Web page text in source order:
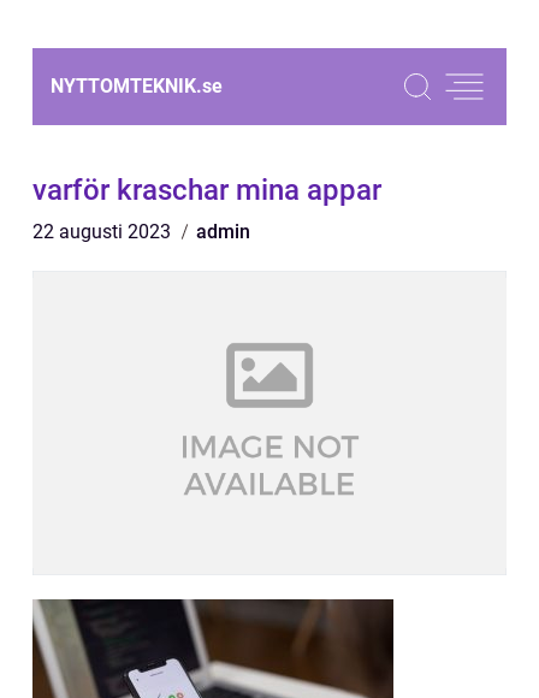
NYTTOMTEKNIK.se
varför kraschar mina appar
22 augusti 2023 admin